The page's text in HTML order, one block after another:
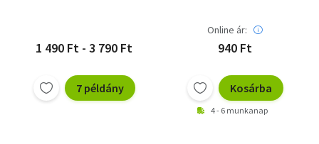
1 490 Ft - 3 790 Ft
7 példány
Online ár:
940 Ft
Kosárba
4 - 6 munkanap